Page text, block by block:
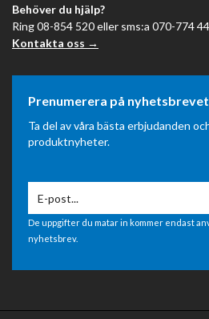
Behöver du hjälp?
Ring 08-854 520 eller sms:a 070-774
Kontakta oss →
Prenumerera på nyhetsbrevet
Ta del av våra bästa erbjudanden
produktnyheter.
De uppgifter du matar in kommer endast
nyhetsbrev.